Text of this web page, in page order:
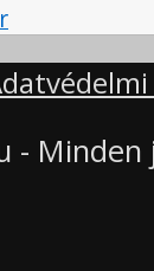
- Minden